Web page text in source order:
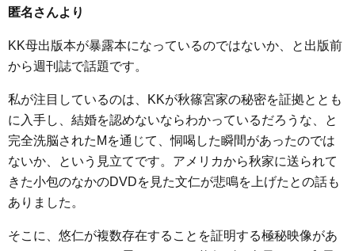
匿名さんより
KK母出版本が暴露本になっているのではないか、と出版前
から週刊誌で話題です。
私が注目しているのは、KKが秋篠宮家の秘密を証拠ととも
に入手し、結婚を認めないならわかっているだろうな、と
完全洗脳されたMを通じて、恫喝した瞬間があったのでは
ないか、という見立てです。アメリカから秋家に送られて
きた小包のなかのDVDを見た文仁が悲鳴を上げたとの話も
ありました。
そこに、悠仁が複数存在することを証明する極秘映像があ